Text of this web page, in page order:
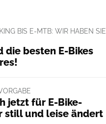
BIS E-MTB: WIR HABEN SIE
die besten E-Bikes
jetzt für E-Bike-
still und leise ändert